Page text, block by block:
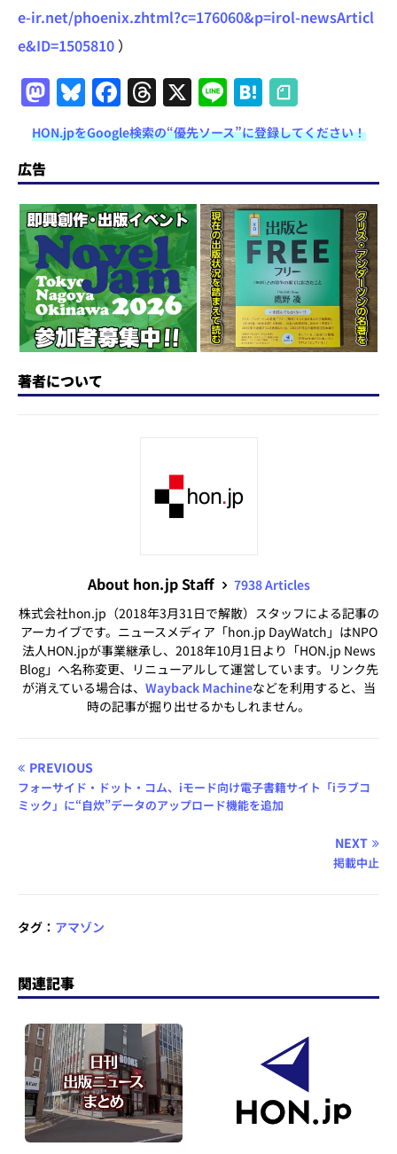
e-ir.net/phoenix.zhtml?c=176060&p=irol-newsArticl
e&ID=1505810 ）
M
a
st
o
d
o
n
Bl
u
e
s
k
y
F
a
c
e
b
o
o
k
T
h
re
a
d
s
X Li
n
e
H
at
e
n
a
HON.jpをGoogle検索の“優先ソース”に登録してください！
広告
著者について
About hon.jp Staff
7938 Articles
株式会社hon.jp（2018年3月31日で解散）スタッフによる記事の
アーカイブです。ニュースメディア「hon.jp DayWatch」はNPO
法人HON.jpが事業継承し、2018年10月1日より「HON.jp News
Blog」へ名称変更、リニューアルして運営しています。リンク先
が消えている場合は、 Wayback Machineなどを利用すると、当
時の記事が掘り出せるかもしれません。
PREVIOUS
フォーサイド・ドット・コム、iモード向け電子書籍サイト「iラブコ
ミック」に“自炊”データのアップロード機能を追加
NEXT
掲載中止
タグ： アマゾン
関連記事